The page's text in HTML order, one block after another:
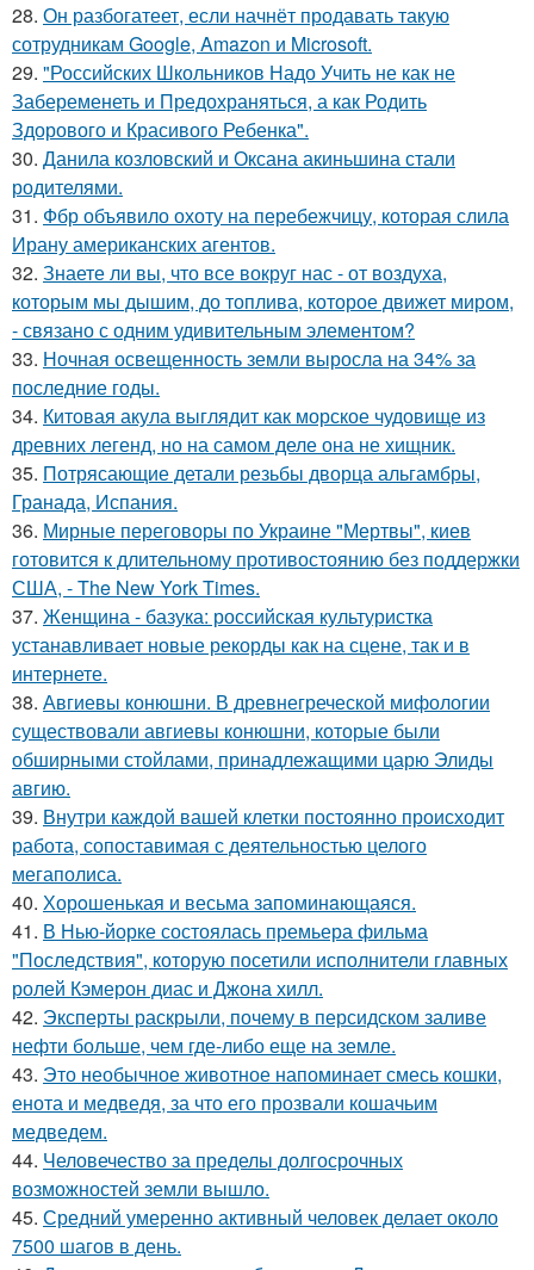
28. Он разбогатеет, если начнёт продавать такую
сотрудникам Google, Amazon и Microsoft.
29. "Российских Школьников Надо Учить не как не
Забеременеть и Предохраняться, а как Родить
Здорового и Красивого Ребенка".
30. Данила козловский и Оксана акиньшина стали
родителями.
31. Фбр объявило охоту на перебежчицу, которая слила
Ирану американских агентов.
32. Знаете ли вы, что все вокруг нас - от воздуха,
которым мы дышим, до топлива, которое движет миром,
- связано с одним удивительным элементом?
33. Ночная освещенность земли выросла на 34% за
последние годы.
34. Китовая акула выглядит как морское чудовище из
древних легенд, но на самом деле она не хищник.
35. Потрясающие детали резьбы дворца альгамбры,
Гранада, Испания.
36. Мирные переговоры по Украине "Мертвы", киев
готовится к длительному противостоянию без поддержки
США, - The New York Times.
37. Женщина - базука: российская культуристка
устанавливает новые рекорды как на сцене, так и в
интернете.
38. Авгиевы конюшни. В древнегреческой мифологии
существовали авгиевы конюшни, которые были
обширными стойлами, принадлежащими царю Элиды
авгию.
39. Внутри каждой вашей клетки постоянно происходит
работа, сопоставимая с деятельностью целого
мегаполиса.
40. Хорoшенькая и весьма запоминaющаяся.
41. В Нью-йорке состоялась премьера фильма
"Последствия", которую посетили исполнители главных
ролей Кэмерон диас и Джона хилл.
42. Эксперты раскрыли, почему в персидском заливе
нефти больше, чем где-либо еще на земле.
43. Это необычное животное напоминает смесь кошки,
енота и медведя, за что его прозвали кошачьим
медведем.
44. Человечество за пределы долгосрочных
возможностей земли вышло.
45. Средний умеренно активный человек делает около
7500 шагов в день.